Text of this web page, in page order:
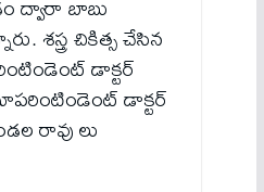
ద్వారా బాబు
శ‌స్త్ర చికిత్స చేసిన
డాక్ట‌ర్‌
డాక్ట‌ర్
రావు లు